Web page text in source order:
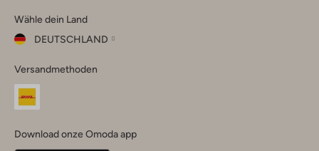
Instagram
Facebook
TikTok
Wähle dein Land
DEUTSCHLAND
dein
Land
Belgique(Français)
Versandmethoden
Download onze Omoda app